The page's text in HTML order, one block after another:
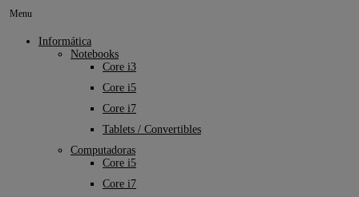
Menu
Informática
Notebooks
Core i3
Core i5
Core i7
Tablets / Convertibles
Computadoras
Core i5
Core i7